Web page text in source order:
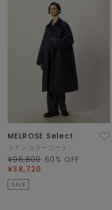
MELROSE Select
ステンカラーコート
¥96,800 60 % OFF
¥38,720
SALE